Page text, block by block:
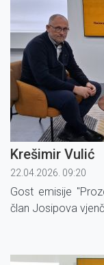
Krešimir Vulić
22.04.2026. 09:20
Gost emisije
član Josipova